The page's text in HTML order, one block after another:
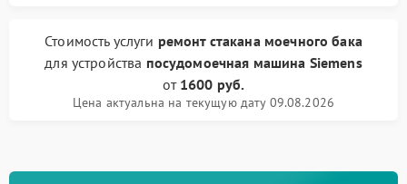
Стоимость услуги ремонт стакана моечного бака
для устройства посудомоечная машина Siemens
от 1600 руб.
Цена актуальна на текущую дату 09.08.2026